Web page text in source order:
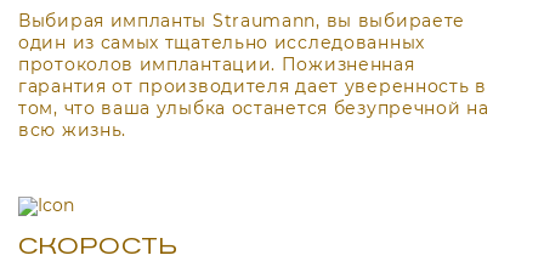
Выбирая импланты Straumann, вы выбираете
один из самых тщательно исследованных
протоколов имплантации. Пожизненная
гарантия от производителя дает уверенность в
том, что ваша улыбка останется безупречной на
всю жизнь.
СКОРОСТЬ